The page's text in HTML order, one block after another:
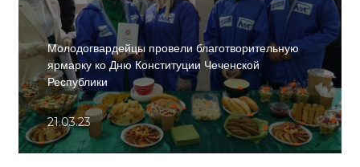
Молодогвардейцы провели благотворительную
ярмарку ко Дню Конституции Чеченской
Республики
21.03.23